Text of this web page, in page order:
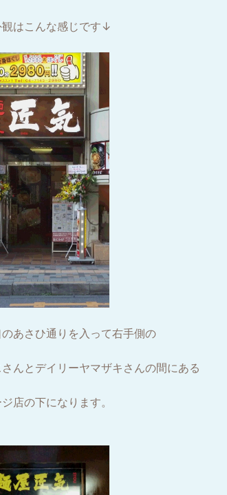
観はこんな感じです↓
あさひ通りを入って右手側の
んとデイリーヤマザキさんの間にある
店の下になります。